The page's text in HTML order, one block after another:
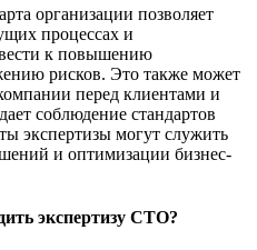
организации позволяет
процессах и
к повышению
рисков. Это также может
перед клиентами и
соблюдение стандартов
экспертизы могут служить
и оптимизации бизнес-
экспертизу СТО?